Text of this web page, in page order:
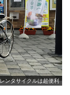
ンタサイクルは超便利